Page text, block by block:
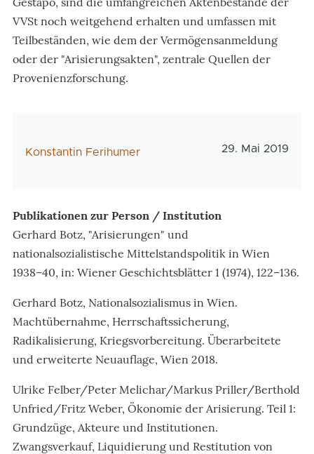
VVSt noch weitgehend erhalten und umfassen mit
Teilbeständen, wie dem der Vermögensanmeldung
oder der "Arisierungsakten", zentrale Quellen der
Provenienzforschung.
AutorIn
Konstantin Ferihumer 29. Mai 2019
Publikationen zur Person / Institution
Gerhard Botz, "Arisierungen" und
nationalsozialistische Mittelstandspolitik in Wien
1938–40, in: Wiener Geschichtsblätter 1 (1974), 122–136.
Gerhard Botz, Nationalsozialismus in Wien.
Machtübernahme, Herrschaftssicherung,
Radikalisierung, Kriegsvorbereitung. Überarbeitete
und erweiterte Neuauflage, Wien 2018.
Ulrike Felber/Peter Melichar/Markus Priller/Berthold
Unfried/Fritz Weber, Ökonomie der Arisierung. Teil 1:
Grundzüge, Akteure und Institutionen.
Zwangsverkauf, Liquidierung und Restitution von